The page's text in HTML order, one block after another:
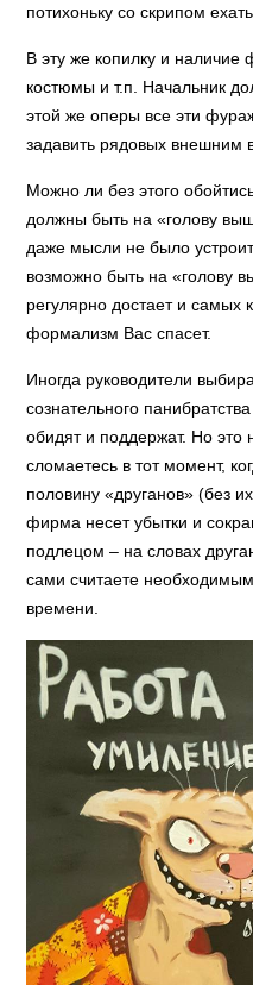
потихоньку со скрипом ехать.
В эту же копилку и
костюмы и т.п. Начальник
этой же оперы все эти
задавить рядовых внешним
Можно ли без этого
должны быть на «голову
даже мысли не было
возможно быть на «голову
регулярно достает и самых
формализм Вас спасет.
Иногда руководители
сознательного
обидят и поддержат. Но
сломаетесь в тот момент,
половину «друганов» (без
фирма несет убытки и
подлецом – на словах
сами считаете
времени.